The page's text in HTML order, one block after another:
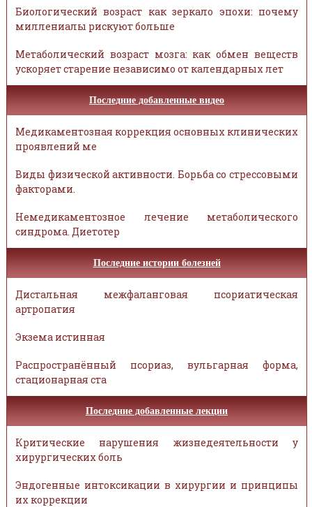
Биологический возраст как зеркало эпохи: почему
миллениалы рискуют больше
Метаболический возраст мозга: как обмен веществ
ускоряет старение независимо от календарных лет
Последние добавленные видео
Медикаментозная коррекция основных клинических
проявлений ме
Виды физической активности. Борьба со стрессовыми
факторами.
Немедикаментозное лечение метаболического
синдрома. Диетотер
Последние истории болезней
Дистальная межфаланговая псориатическая
артропатия
Экзема истинная
Распространённый псориаз, вульгарная форма,
стационарная ста
Последние добавленные лекции
Критические нарушения жизнедеятельности у
хирургических боль
Эндогенные интоксикации в хирургии и принципы
их коррекции